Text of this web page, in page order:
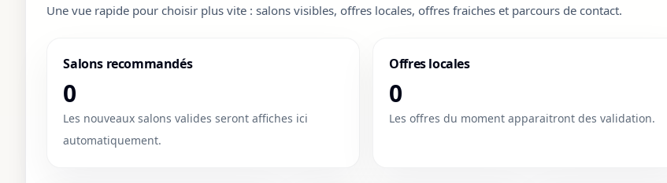
Une vue rapide pour choisir plus vite : salons visibles, offres locales, offres fraiches et parcours de contact.
Salons recommandés
0
Les nouveaux salons valides seront affiches ici
automatiquement.
Offres locales
0
Les offres du moment apparaitront des validation.
1 / 1
⛶↓